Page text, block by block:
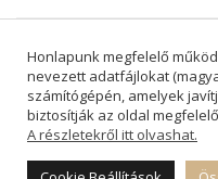
2022 ©
REFORMÁTUS
Honlapunk megfelelő
nevezett adatfájlokat
számítógépén, amelyek
biztosítják az oldal
A részletekről itt olvashat.